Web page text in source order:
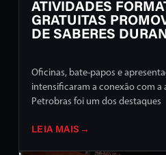
ATIVIDADES
GRATUITAS
DE SABERES
Oficinas, bate-papos e
intensificaram a conexão com a
Petrobras foi um dos destaques
LEIA MAIS →